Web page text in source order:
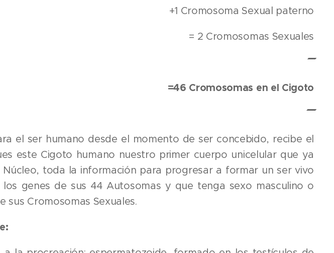
+1 Cromosoma Sexual paterno
= 2 Cromosomas Sexuales
=46 Cromosomas en el Cigoto
el ser humano desde el momento de ser concebido, recibe el
este Cigoto humano nuestro primer cuerpo unicelular que ya
toda la información para progresar a formar un ser vivo
genes de sus 44 Autosomas y que tenga sexo masculino o
sus Cromosomas Sexuales.